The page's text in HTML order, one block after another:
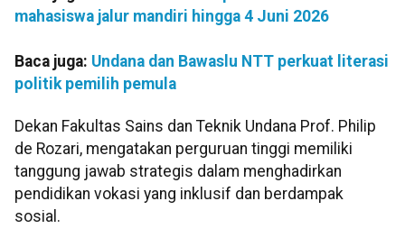
mahasiswa jalur mandiri hingga 4 Juni 2026
Baca juga: Undana dan Bawaslu NTT perkuat literasi
politik pemilih pemula
Dekan Fakultas Sains dan Teknik Undana Prof. Philip
de Rozari, mengatakan perguruan tinggi memiliki
tanggung jawab strategis dalam menghadirkan
pendidikan vokasi yang inklusif dan berdampak
sosial.